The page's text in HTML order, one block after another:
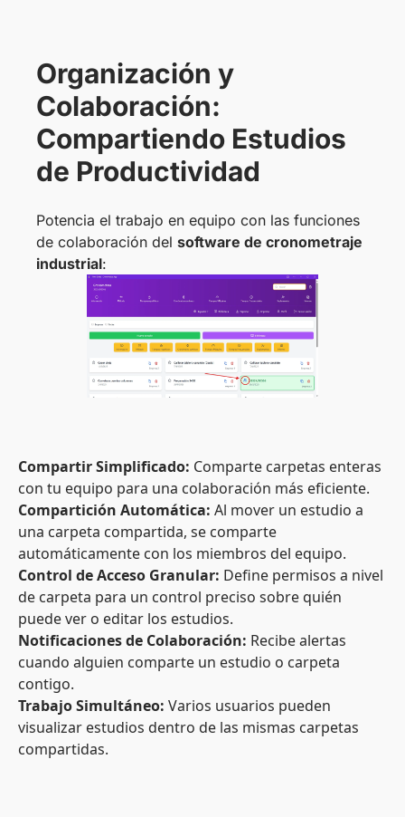
Organización y
Colaboración:
Compartiendo Estudios
de Productividad
Potencia el trabajo en equipo con las funciones
de colaboración del software de cronometraje
industrial:
Compartir Simplificado: Comparte carpetas enteras
con tu equipo para una colaboración más eficiente.
Compartición Automática: Al mover un estudio a
una carpeta compartida, se comparte
automáticamente con los miembros del equipo.
Control de Acceso Granular: Define permisos a nivel
de carpeta para un control preciso sobre quién
puede ver o editar los estudios.
Notificaciones de Colaboración: Recibe alertas
cuando alguien comparte un estudio o carpeta
contigo.
Trabajo Simultáneo: Varios usuarios pueden
visualizar estudios dentro de las mismas carpetas
compartidas.